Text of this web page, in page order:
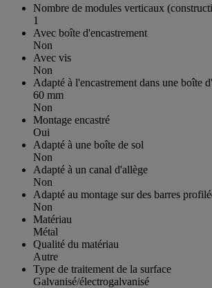
Nombre de modules verticaux
1
Avec boîte d'encastrement
Non
Avec vis
Non
Adapté à l'encastrement dans une boîte
60 mm
Non
Montage encastré
Oui
Adapté à une boîte de sol
Non
Adapté à un canal d'allège
Non
Adapté au montage sur des barres
Non
Matériau
Métal
Qualité du matériau
Autre
Type de traitement de la surface
Galvanisé/électrogalvanisé